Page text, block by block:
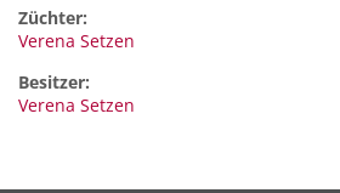
Züchter:
Verena Setzen
Besitzer:
Verena Setzen